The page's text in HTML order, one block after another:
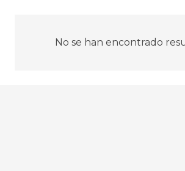
No se han encontrado